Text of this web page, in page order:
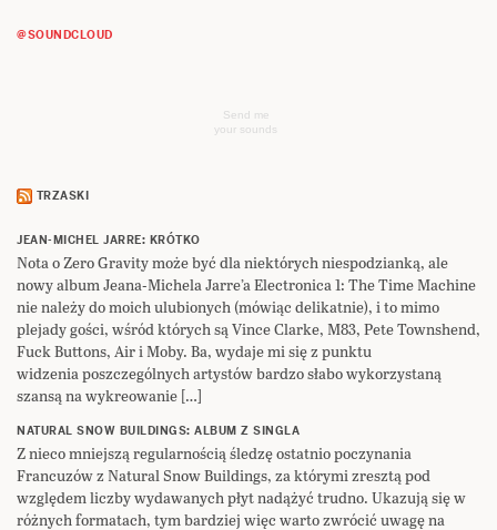
@SOUNDCLOUD
Send me
your sounds
TRZASKI
JEAN-MICHEL JARRE: KRÓTKO
Nota o Zero Gravity może być dla niektórych niespodzianką, ale
nowy album Jeana-Michela Jarre’a Electronica 1: The Time Machine
nie należy do moich ulubionych (mówiąc delikatnie), i to mimo
plejady gości, wśród których są Vince Clarke, M83, Pete Townshend,
Fuck Buttons, Air i Moby. Ba, wydaje mi się z punktu
widzenia poszczególnych artystów bardzo słabo wykorzystaną
szansą na wykreowanie […]
NATURAL SNOW BUILDINGS: ALBUM Z SINGLA
Z nieco mniejszą regularnością śledzę ostatnio poczynania
Francuzów z Natural Snow Buildings, za którymi zresztą pod
względem liczby wydawanych płyt nadążyć trudno. Ukazują się w
różnych formatach, tym bardziej więc warto zwrócić uwagę na